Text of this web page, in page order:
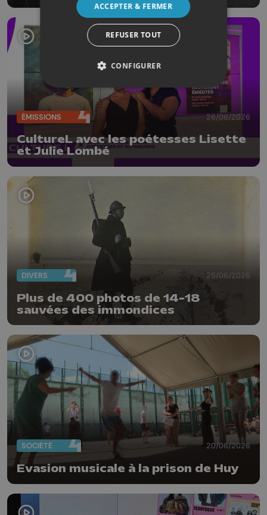
ÉMISSIONS 26/06/2026
CultureL avec les poétesses Lisette
et Julie Lombé
DIVERS 25/06/2026
Plus de 400 photos de 14-18
sauvées des immondices
SOCIÉTÉ 20/06/2026
Evasion musicale à la prison de Huy
ACCEPTER & FERMER
REFUSER TOUT
CONFIGURER